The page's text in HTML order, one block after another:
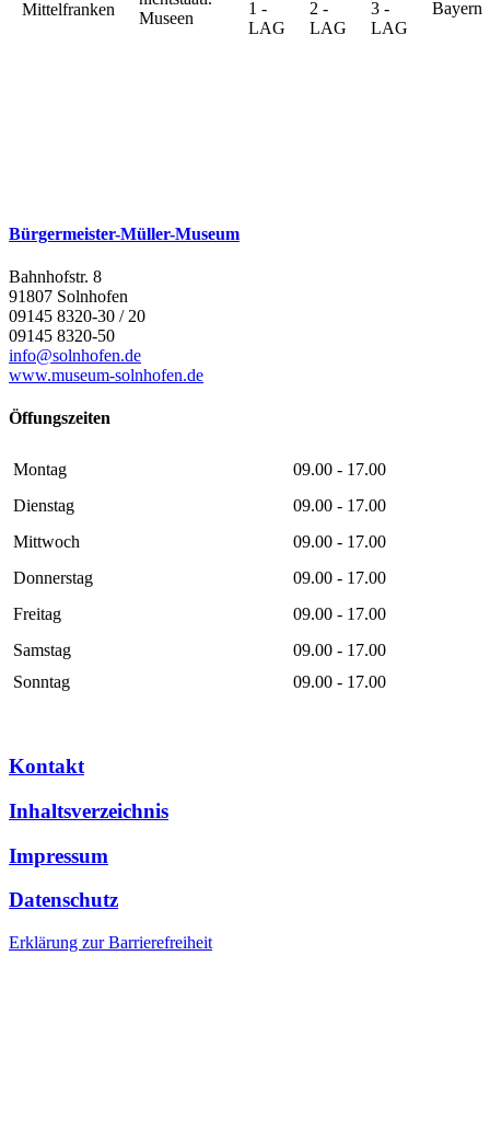
Bürgermeister-Müller-Museum
Bahnhofstr. 8
91807 Solnhofen
09145 8320-30 / 20
09145 8320-50
info@solnhofen.de
www.museum-solnhofen.de
Öffungszeiten
Montag
09.00 - 17.00
Dienstag
09.00 - 17.00
Mittwoch
09.00 - 17.00
Donnerstag
09.00 - 17.00
Freitag
09.00 - 17.00
Samstag
09.00 - 17.00
Sonntag
09.00 - 17.00
Kontakt
Inhaltsverzeichnis
Impressum
Datenschutz
Erklärung zur Barrierefreiheit